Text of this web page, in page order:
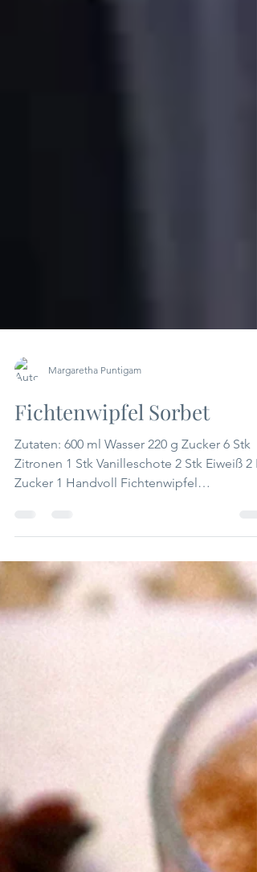
Fichtenwipfel Sorbet
Zutaten: 600 ml Wasser 220 g Zucker 6 Stk
Zitronen 1 Stk Vanilleschote 2 Stk Eiweiß 2